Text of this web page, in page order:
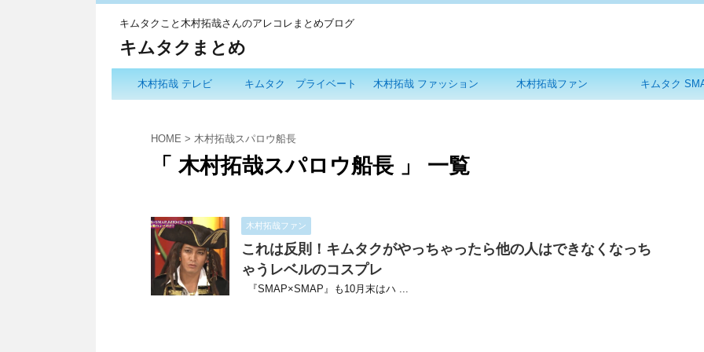
キムタクこと木村拓哉さんのアレコレまとめブログ
キムタクまとめ
木村拓哉 テレビ キムタク プライベート 木村拓哉 ファッション 木村拓哉ファン キムタク
HOME > 木村拓哉スパロウ船長
「 木村拓哉スパロウ船長 」 一覧
木村拓哉ファン
これは反則！キムタクがやっちゃったら他の人はできなくなっち
ゃうレベルのコスプレ
『SMAP×SMAP』も10月末はハ ...